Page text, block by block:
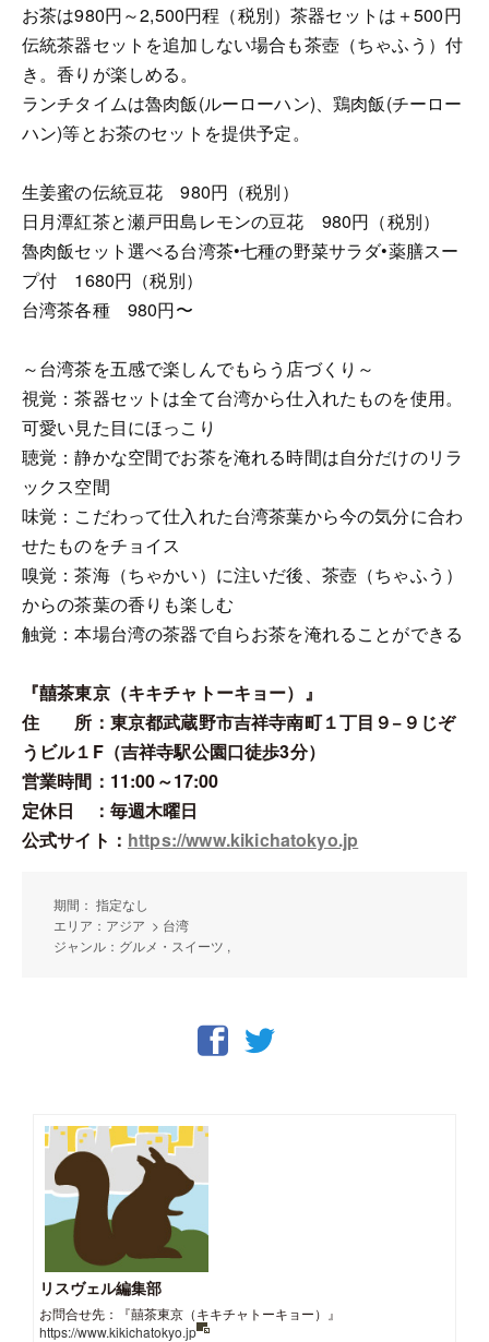
お茶は980円～2,500円程（税別）茶器セットは＋500円
伝統茶器セットを追加しない場合も茶壺（ちゃふう）付
き。香りが楽しめる。
ランチタイムは魯肉飯(ルーローハン)、鶏肉飯(チーロー
ハン)等とお茶のセットを提供予定。
生姜蜜の伝統豆花 980円（税別）
日月潭紅茶と瀬戸田島レモンの豆花 980円（税別）
魯肉飯セット選べる台湾茶•七種の野菜サラダ•薬膳スー
プ付 1680円（税別）
台湾茶各種 980円〜
～台湾茶を五感で楽しんでもらう店づくり～
視覚：茶器セットは全て台湾から仕入れたものを使用。
可愛い見た目にほっこり
聴覚：静かな空間でお茶を淹れる時間は自分だけのリラ
ックス空間
味覚：こだわって仕入れた台湾茶葉から今の気分に合わ
せたものをチョイス
嗅覚：茶海（ちゃかい）に注いだ後、茶壺（ちゃふう）
からの茶葉の香りも楽しむ
触覚：本場台湾の茶器で自らお茶を淹れることができる
『囍茶東京（キキチャトーキョー）』
住 所：東京都武蔵野市吉祥寺南町１丁目９−９じぞ
うビル１F（吉祥寺駅公園口徒歩3分）
営業時間：11:00～17:00
定休日 ：毎週木曜日
公式サイト： https://www.kikichatokyo.jp
期間： 指定なし
エリア：アジア > 台湾
ジャンル：グルメ・スイーツ ,
リスヴェル編集部
お問合せ先：『囍茶東京（キキチャトーキョー）』
https://www.kikichatokyo.jp